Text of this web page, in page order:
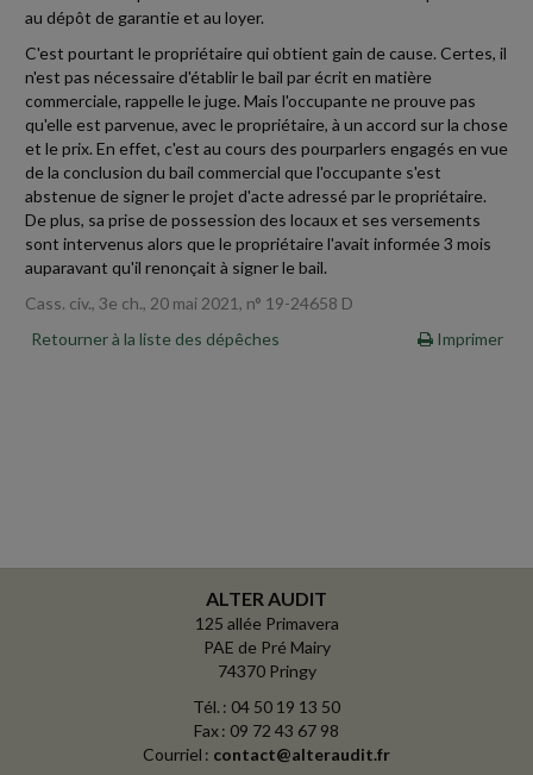
au dépôt de garantie et au loyer.
C'est pourtant le propriétaire qui obtient gain de cause. Certes, il
n'est pas nécessaire d'établir le bail par écrit en matière
commerciale, rappelle le juge. Mais l'occupante ne prouve pas
qu'elle est parvenue, avec le propriétaire, à un accord sur la chose
et le prix. En effet, c'est au cours des pourparlers engagés en vue
de la conclusion du bail commercial que l'occupante s'est
abstenue de signer le projet d'acte adressé par le propriétaire.
De plus, sa prise de possession des locaux et ses versements
sont intervenus alors que le propriétaire l'avait informée 3 mois
auparavant qu'il renonçait à signer le bail.
Cass. civ., 3e ch., 20 mai 2021, n° 19-24658 D
Retourner à la liste des dépêches
Imprimer
ALTER AUDIT
125 allée Primavera
PAE de Pré Mairy
74370 Pringy
Tél. : 04 50 19 13 50
Fax : 09 72 43 67 98
Courriel : contact@alteraudit.fr